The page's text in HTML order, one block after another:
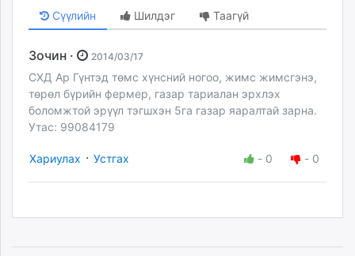
Сүүлийн Шилдэг Таагүй
Зочин · 2014/03/17
СХД Ар Гүнтэд төмс хүнсний ногоо, жимс жимсгэнэ,
төрөл бүрийн фермер, газар тариалан эрхлэх
боломжтой эрүүл тэгшхэн 5га газар яаралтай зарна.
Утас: 99084179
Хариулах · Устгах - 0 - 0